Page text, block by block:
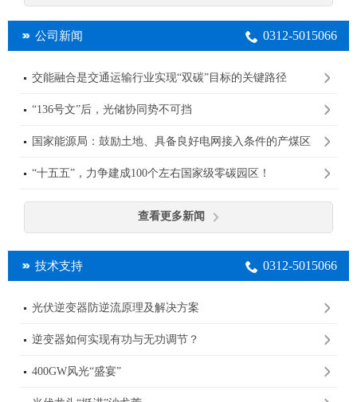
公司新闻 0312-5015066
交能融合是交通运输行业实现“双碳”目标的关键路径
“136号文”后，光储协同势不可挡
国家能源局：鼓励土地、具备良好电网接入条件的产煤区
“十五五”，力争建成100个左右国家级零碳园区！
查看更多新闻
技术支持 0312-5015066
光伏逆变器防逆流原理及解决方案
逆变器如何实现有功与无功调节？
400GW风光“盛宴”